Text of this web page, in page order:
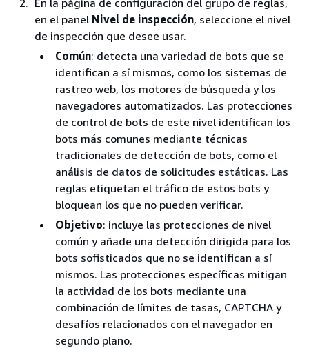
En la página de configuración del grupo de reglas,
en el panel Nivel de inspección, seleccione el nivel
de inspección que desee usar.
Común: detecta una variedad de bots que se
identifican a sí mismos, como los sistemas de
rastreo web, los motores de búsqueda y los
navegadores automatizados. Las protecciones
de control de bots de este nivel identifican los
bots más comunes mediante técnicas
tradicionales de detección de bots, como el
análisis de datos de solicitudes estáticas. Las
reglas etiquetan el tráfico de estos bots y
bloquean los que no pueden verificar.
Objetivo: incluye las protecciones de nivel
común y añade una detección dirigida para los
bots sofisticados que no se identifican a sí
mismos. Las protecciones específicas mitigan
la actividad de los bots mediante una
combinación de límites de tasas, CAPTCHA y
desafíos relacionados con el navegador en
segundo plano.